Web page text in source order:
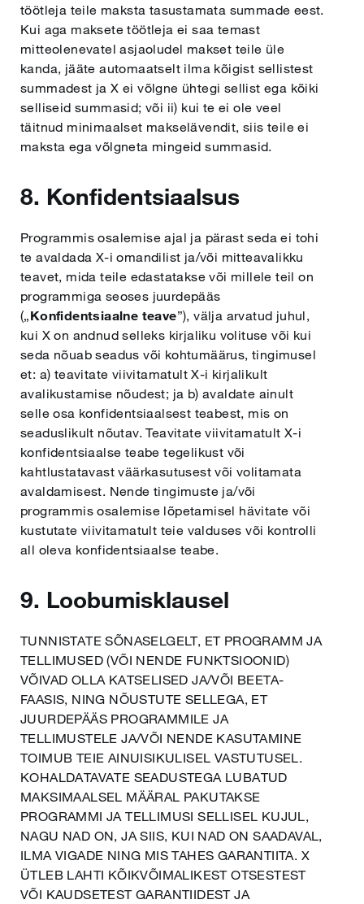
töötleja teile maksta tasustamata summade eest.
Kui aga maksete töötleja ei saa temast
mitteolenevatel asjaoludel makset teile üle
kanda, jääte automaatselt ilma kõigist sellistest
summadest ja X ei võlgne ühtegi sellist ega kõiki
selliseid summasid; või ii) kui te ei ole veel
täitnud minimaalset makselävendit, siis teile ei
maksta ega võlgneta mingeid summasid.
8. Konfidentsiaalsus
Programmis osalemise ajal ja pärast seda ei tohi
te avaldada X-i omandilist ja/või mitteavalikku
teavet, mida teile edastatakse või millele teil on
programmiga seoses juurdepääs
(„Konfidentsiaalne teave”), välja arvatud juhul,
kui X on andnud selleks kirjaliku volituse või kui
seda nõuab seadus või kohtumäärus, tingimusel
et: a) teavitate viivitamatult X-i kirjalikult
avalikustamise nõudest; ja b) avaldate ainult
selle osa konfidentsiaalsest teabest, mis on
seaduslikult nõutav. Teavitate viivitamatult X-i
konfidentsiaalse teabe tegelikust või
kahtlustatavast väärkasutusest või volitamata
avaldamisest. Nende tingimuste ja/või
programmis osalemise lõpetamisel hävitate või
kustutate viivitamatult teie valduses või kontrolli
all oleva konfidentsiaalse teabe.
9. Loobumisklausel
TUNNISTATE SÕNASELGELT, ET PROGRAMM JA
TELLIMUSED (VÕI NENDE FUNKTSIOONID)
VÕIVAD OLLA KATSELISED JA/VÕI BEETA-
FAASIS, NING NÕUSTUTE SELLEGA, ET
JUURDEPÄÄS PROGRAMMILE JA
TELLIMUSTELE JA/VÕI NENDE KASUTAMINE
TOIMUB TEIE AINUISIKULISEL VASTUTUSEL.
KOHALDATAVATE SEADUSTEGA LUBATUD
MAKSIMAALSEL MÄÄRAL PAKUTAKSE
PROGRAMMI JA TELLIMUSI SELLISEL KUJUL,
NAGU NAD ON, JA SIIS, KUI NAD ON SAADAVAL,
ILMA VIGADE NING MIS TAHES GARANTIITA. X
ÜTLEB LAHTI KÕIKVÕIMALIKEST OTSESTEST
VÕI KAUDSETEST GARANTIIDEST JA